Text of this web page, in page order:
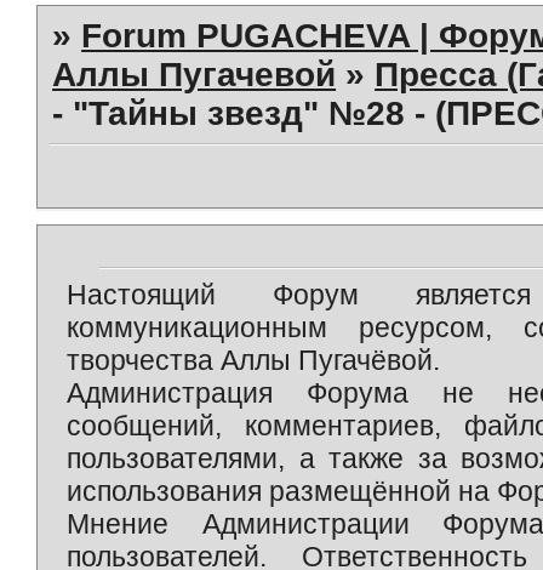
» Forum PUGACHEVA |
Аллы Пугачевой » Пресса
- "Тайны звезд" №28 -
Настоящий Форум является
коммуникационным ресурсом,
творчества Аллы Пугачёвой.
Администрация Форума не
сообщений, комментариев,
пользователями, а также за
использования размещённой на
Мнение Администрации
пользователей.